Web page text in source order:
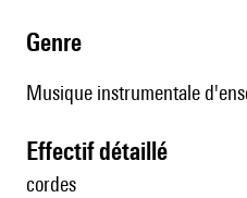
genre
Musique instrumentale
effectif détaillé
cordes